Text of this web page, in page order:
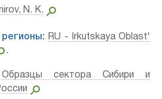
N. K.
RU - Irkutskaya Oblast'
.
Образцы сектора Сибири и